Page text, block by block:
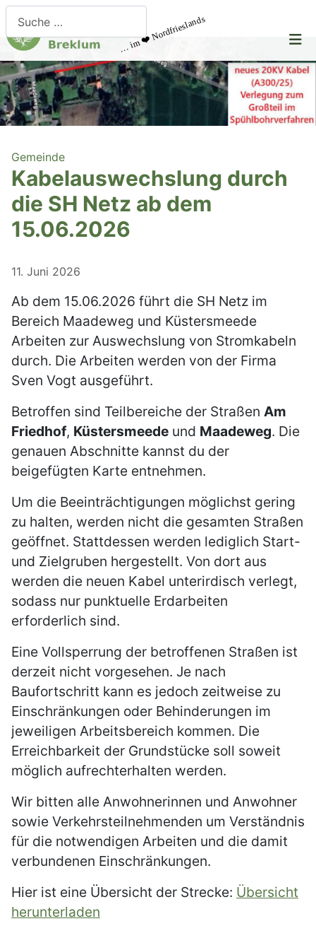
… im ❤️ Nordfrieslands
Gemeinde
Kabelauswechslung durch
die SH Netz ab dem
15.06.2026
11. Juni 2026
Ab dem 15.06.2026 führt die SH Netz im
Bereich Maadeweg und Küstersmeede
Arbeiten zur Auswechslung von Stromkabeln
durch. Die Arbeiten werden von der Firma
Sven Vogt ausgeführt.
Betroffen sind Teilbereiche der Straßen Am
Friedhof, Küstersmeede und Maadeweg. Die
genauen Abschnitte kannst du der
beigefügten Karte entnehmen.
Um die Beeinträchtigungen möglichst gering
zu halten, werden nicht die gesamten Straßen
geöffnet. Stattdessen werden lediglich Start-
und Zielgruben hergestellt. Von dort aus
werden die neuen Kabel unterirdisch verlegt,
sodass nur punktuelle Erdarbeiten
erforderlich sind.
Eine Vollsperrung der betroffenen Straßen ist
derzeit nicht vorgesehen. Je nach
Baufortschritt kann es jedoch zeitweise zu
Einschränkungen oder Behinderungen im
jeweiligen Arbeitsbereich kommen. Die
Erreichbarkeit der Grundstücke soll soweit
möglich aufrechterhalten werden.
Wir bitten alle Anwohnerinnen und Anwohner
sowie Verkehrsteilnehmenden um Verständnis
für die notwendigen Arbeiten und die damit
verbundenen Einschränkungen.
Hier ist eine Übersicht der Strecke: Übersicht
herunterladen